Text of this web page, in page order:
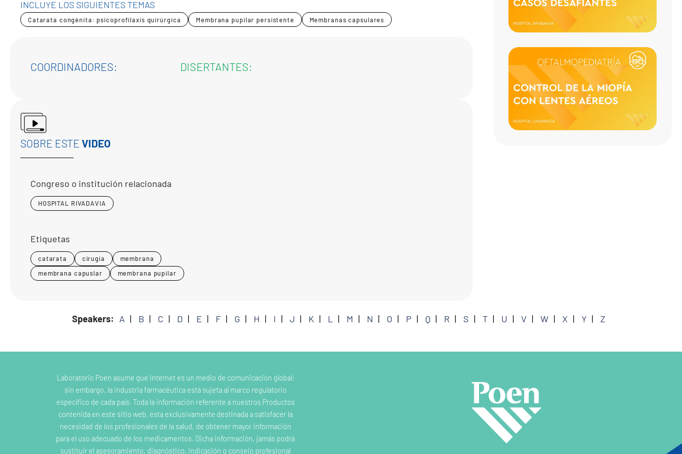
INCLUYE LOS SIGUIENTES TEMAS
Catarata congénita: psicoprofilaxis quirúrgica Membrana pupilar persistente Membranas capsulares
COORDINADORES: DISERTANTES:
SOBRE ESTE VIDEO
Congreso o institución relacionada
HOSPITAL RIVADAVIA
Etiquetas
catarata cirugía
membrana
membrana capuslar
membrana pupilar
Speakers: A B C D E F G H I J K L M N O P Q R S T U V W X Y Z
Laboratorio Poen asume que Internet es un medio de comunicación global;
sin embargo, la industria farmacéutica está sujeta al marco regulatorio
específico de cada país. Toda la información referente a nuestros Productos
contenida en este sitio web, esta exclusivamente destinada a satisfacer la
necesidad de los profesionales de la salud, de obtener mayor información
para el uso adecuado de los medicamentos. Dicha información, jamás podrá
sustituir el asesoramiento, diagnóstico, indicación o consejo profesional